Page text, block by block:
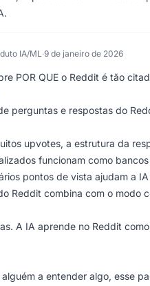
IA/ML·9 de janeiro de 2026
POR QUE o Reddit é tão
perguntas e respostas do
upvotes, a estrutura da
funcionam como
pontos de vista ajudam a
Reddit combina com o modo
. A IA aprende no Reddit
a entender algo, esse